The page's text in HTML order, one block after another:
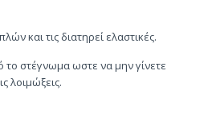
καιτις διατηρεί ελαστικές.
το στέγνωμα ωστε να μην γίνετε
λοιμώξεις.